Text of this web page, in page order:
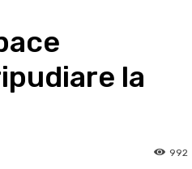
la
992